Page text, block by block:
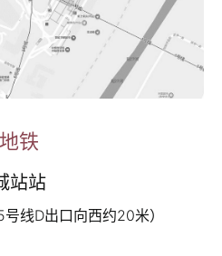
联系
地铁
站站
号线D出口向西约20米）